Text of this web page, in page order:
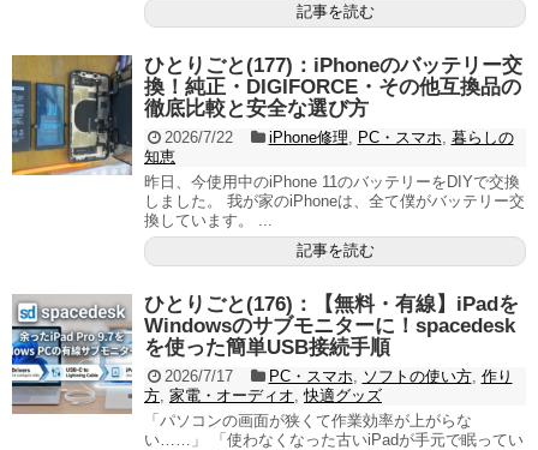
記事を読む
ひとりごと(177)：iPhoneのバッテリー交
換！純正・DIGIFORCE・その他互換品の
徹底比較と安全な選び方
2026/7/22 iPhone修理 PC・スマホ 暮らしの
知恵
昨日、今使用中のiPhone 11のバッテリーをDIYで交換
しました。 我が家のiPhoneは、全て僕がバッテリー交
換しています。 ...
記事を読む
ひとりごと(176)：【無料・有線】iPadを
Windowsのサブモニターに！spacedesk
を使った簡単USB接続手順
2026/7/17 PC・スマホ ソフトの使い方, 作り
方 家電・オーディオ ,快適グッズ
「パソコンの画面が狭くて作業効率が上がらな
い……」 「使わなくなった古いiPadが手元で眠ってい